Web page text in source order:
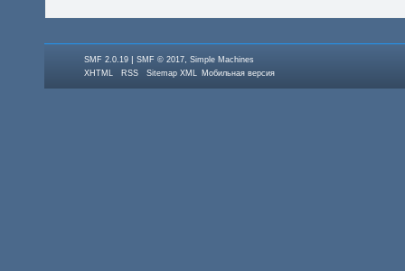
SMF 2.0.19 |SMF © 2017 ,Simple Machines
XHTML
RSS Sitemap XML Мобильная версия